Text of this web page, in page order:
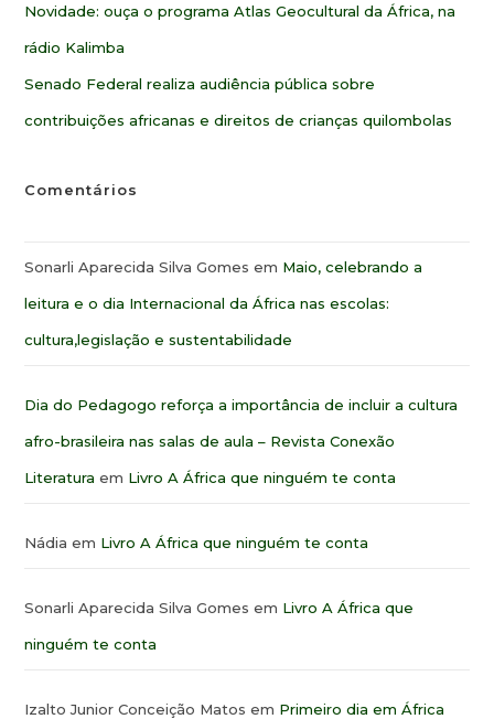
Novidade: ouça o programa Atlas Geocultural da África, na
rádio Kalimba
Senado Federal realiza audiência pública sobre
contribuições africanas e direitos de crianças quilombolas
Comentários
Sonarli Aparecida Silva Gomes em Maio, celebrando a
leitura e o dia Internacional da África nas escolas:
cultura,legislação e sustentabilidade
Dia do Pedagogo reforça a importância de incluir a cultura
afro-brasileira nas salas de aula – Revista Conexão
Literatura em Livro A África que ninguém te conta
Nádia em Livro A África que ninguém te conta
Sonarli Aparecida Silva Gomes em Livro A África que
ninguém te conta
Izalto Junior Conceição Matos em Primeiro dia em África